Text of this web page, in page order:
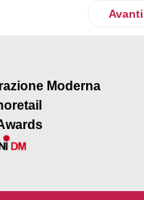
Avanti
Moderna